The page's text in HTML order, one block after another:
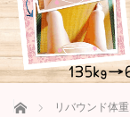
ホーム リバウンド体